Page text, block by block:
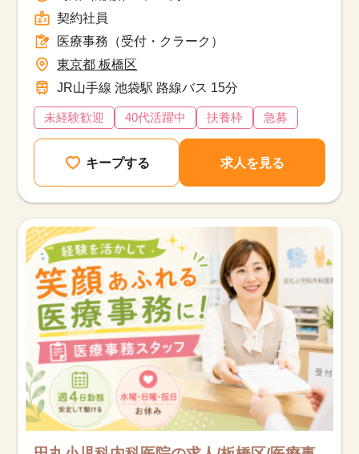
契約社員
医療事務（受付・クラーク）
東京都 板橋区
JR山手線 池袋駅 路線バス 15分
未経験歓迎 40代活躍中 扶養枠 急募
キープする 求人を見る